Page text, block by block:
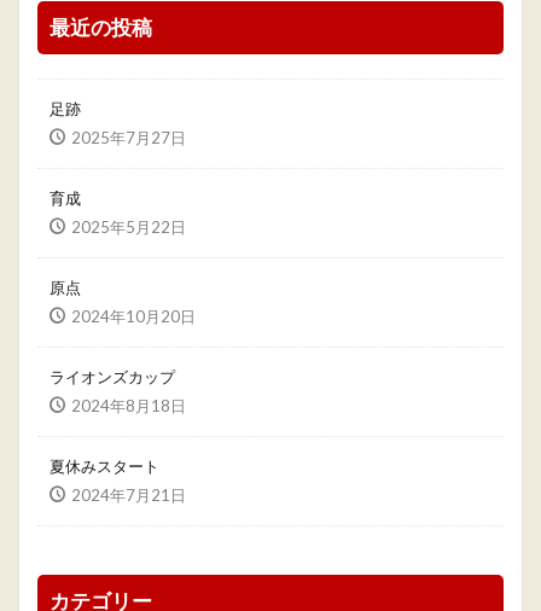
最近の投稿
足跡
2025年7月27日
育成
2025年5月22日
原点
2024年10月20日
ライオンズカップ
2024年8月18日
夏休みスタート
2024年7月21日
カテゴリー